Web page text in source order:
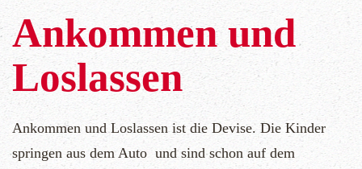
KONTAKT
Ankommen und
Loslassen
Ankommen und Loslassen ist die Devise. Die Kinder
springen aus dem Auto und sind schon auf dem